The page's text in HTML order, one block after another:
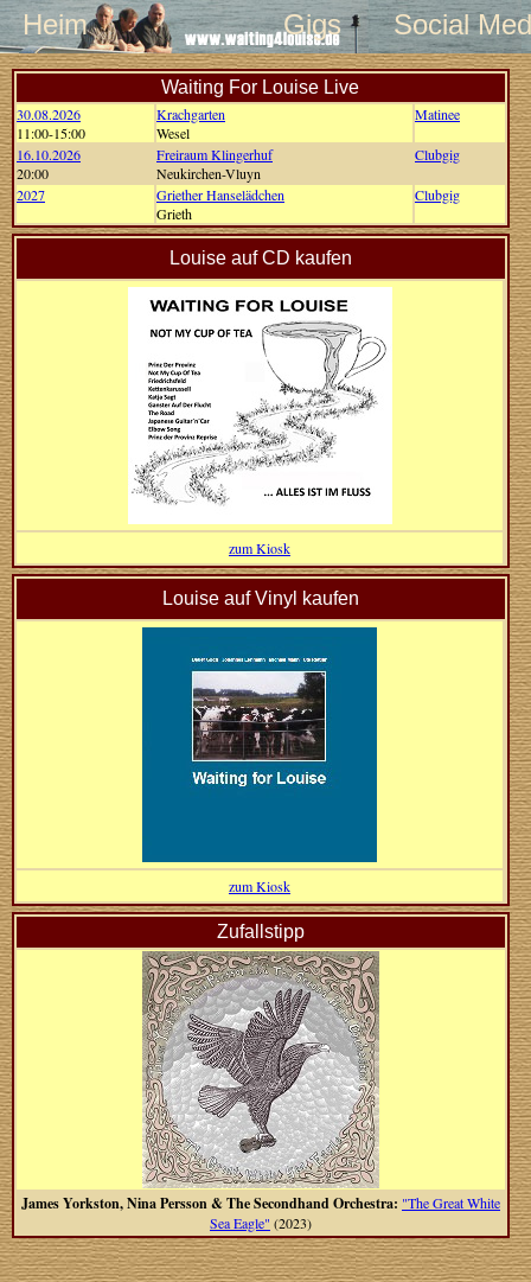
Heim Gigs Social
Waiting For Louise Live
30.08.2026
11:00-15:00
Krachgarten
Wesel
Matinee
16.10.2026
20:00
Freiraum Klingerhuf
Neukirchen-Vluyn
Clubgig
2027
Griether Hanselädchen
Grieth
Clubgig
Louise auf CD kaufen
zum Kiosk
Louise auf Vinyl kaufen
zum Kiosk
Zufallstipp
James Yorkston, Nina Persson & The Secondhand Orchestra: "The Great White
Sea Eagle" (2023)